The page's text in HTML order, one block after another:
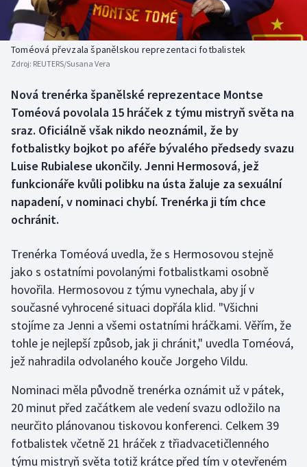
Biatlon
Boby a skeleton
Box
Curling
Florbal
Futsal
Golf
Gymnastika
Házená
Jezdectví
Judo
Krasobruslení
Lezení
Aplikace ČT sport
AZ kvíz
Toméová převzala španělskou reprezentaci fotbalistek
Zdroj: REUTERS/Susana Vera
Nová trenérka španělské reprezentace Montse
Toméová povolala 15 hráček z týmu mistryň světa na
sraz. Oficiálně však nikdo neoznámil, že by
fotbalistky bojkot po aféře bývalého předsedy svazu
Luise Rubialese ukončily. Jenni Hermosová, jež
funkcionáře kvůli polibku na ústa žaluje za sexuální
napadení, v nominaci chybí. Trenérka ji tím chce
ochránit.
Trenérka Toméová uvedla, že s Hermosovou stejně
jako s ostatními povolanými fotbalistkami osobně
hovořila. Hermosovou z týmu vynechala, aby jí v
současné vyhrocené situaci dopřála klid. "Všichni
stojíme za Jenni a všemi ostatními hráčkami. Věřím, že
tohle je nejlepší způsob, jak ji chránit," uvedla Toméová,
jež nahradila odvolaného kouče Jorgeho Vildu.
Nominaci měla původně trenérka oznámit už v pátek,
20 minut před začátkem ale vedení svazu odložilo na
neurčito plánovanou tiskovou konferenci. Celkem 39
fotbalistek včetně 21 hráček z třiadvacetičlenného
týmu mistryň světa totiž krátce před tím v otevřeném